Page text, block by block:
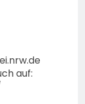
auf: